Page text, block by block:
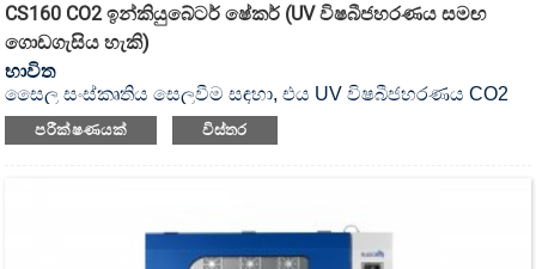
CS160 CO2 ඉන්කියුබේටර් ෂේකර් (UV විෂබීජහරණය සමඟ
ගොඩගැසිය හැකි)
භාවිත
සෛල සංස්කෘතිය සෙලවීම සඳහා, එය UV විෂබීජහරණය CO2
ඉන්කියුබේටර් ෂේකර් ය.
පරීක්ෂණයක් විස්තර